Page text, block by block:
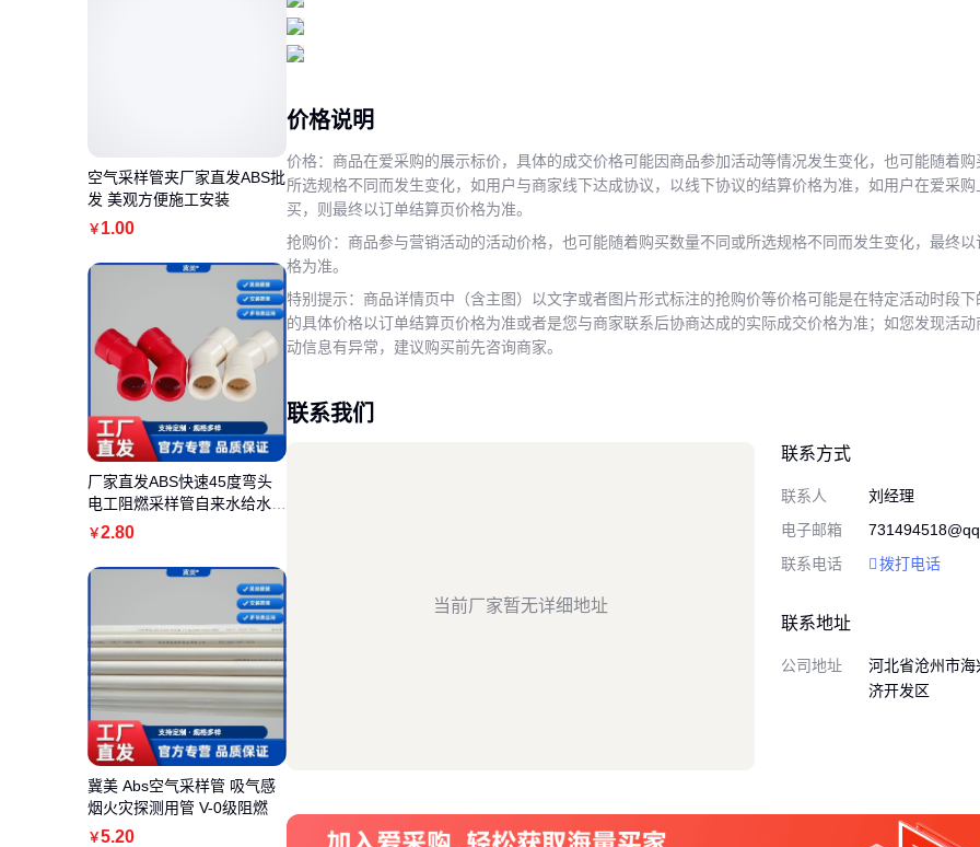
空气采样管夹厂家直发ABS批
发 美观方便施工安装
￥1.00
厂家直发ABS快速45度弯头
电工阻燃采样管自来水给水管
件
￥2.80
冀美 Abs空气采样管 吸气感
烟火灾探测用管 V-0级阻燃
￥5.20
价格说明
价格：商品在爱采购的展示标价，具体的成交价格可能因商品参加活动等情况发生变化，也可能随着
所选规格不同而发生变化，如用户与商家线下达成协议，以线下协议的结算价格为准，如用户在爱采
买，则最终以订单结算页价格为准。
抢购价：商品参与营销活动的活动价格，也可能随着购买数量不同或所选规格不同而发生变化，最终
格为准。
特别提示：商品详情页中（含主图）以文字或者图片形式标注的抢购价等价格可能是在特定活动时段
的具体价格以订单结算页价格为准或者是您与商家联系后协商达成的实际成交价格为准；如您发现活
动信息有异常，建议购买前先咨询商家。
联系我们
当前厂家暂无详细地址
联系方式
联系人
刘经理
电子邮箱
联系电话
拨打电话
联系地址
公司地址
河北省沧州市
济开发区